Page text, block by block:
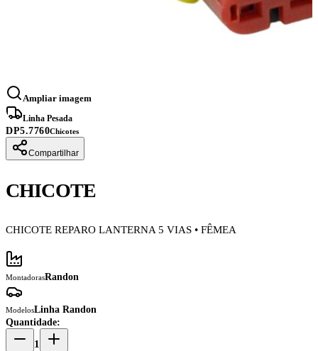
Ampliar imagem
Linha Pesada
DP5.7760Chicotes
Compartilhar
CHICOTE
CHICOTE REPARO LANTERNA 5 VIAS • FÊMEA
MontadorasRandon
ModelosLinha Randon
Quantidade:
1